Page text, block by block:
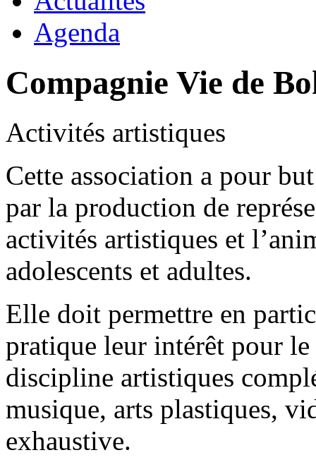
Agenda
Compagnie Vie de
Activités artistiques
Cette association a pour
par la production de
activités artistiques et
adolescents et adultes.
Elle doit permettre en
pratique leur intérêt pour le
discipline artistiques
musique, arts plastiques,
exhaustive.